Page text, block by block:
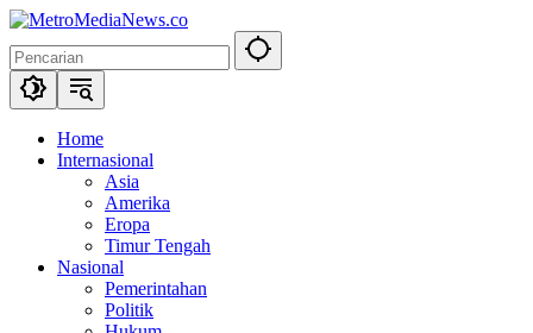
Langsung
konten
Home
Internasional
Asia
Amerika
Eropa
Timur Tengah
Nasional
Pemerintahan
Politik